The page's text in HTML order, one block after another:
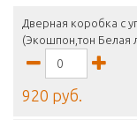
Дверная коробка с
(Экошпон,тон Белая
920 руб.